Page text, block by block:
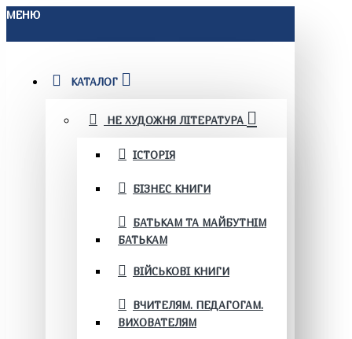
МЕНЮ
КАТАЛОГ
НЕ ХУДОЖНЯ ЛІТЕРАТУРА
ІСТОРІЯ
БІЗНЕС КНИГИ
БАТЬКАМ ТА МАЙБУТНІМ
БАТЬКАМ
ВІЙСЬКОВІ КНИГИ
ВЧИТЕЛЯМ. ПЕДАГОГАМ.
ВИХОВАТЕЛЯМ